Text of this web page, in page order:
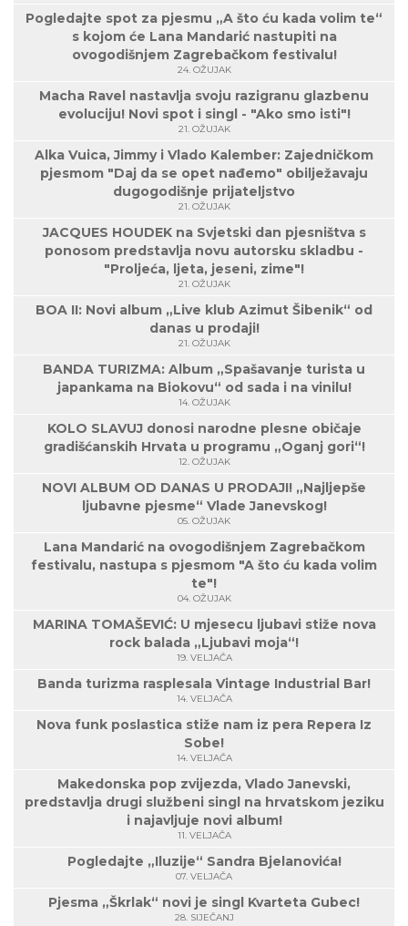
Pogledajte spot za pjesmu „A što ću kada volim te“
s kojom će Lana Mandarić nastupiti na
ovogodišnjem Zagrebačkom festivalu!
24. OŽUJAK
Macha Ravel nastavlja svoju razigranu glazbenu
evoluciju! Novi spot i singl - "Ako smo isti"!
21. OŽUJAK
Alka Vuica, Jimmy i Vlado Kalember: Zajedničkom
pjesmom "Daj da se opet nađemo" obilježavaju
dugogodišnje prijateljstvo
21. OŽUJAK
JACQUES HOUDEK na Svjetski dan pjesništva s
ponosom predstavlja novu autorsku skladbu -
"Proljeća, ljeta, jeseni, zime"!
21. OŽUJAK
BOA II: Novi album „Live klub Azimut Šibenik“ od
danas u prodaji!
21. OŽUJAK
BANDA TURIZMA: Album „Spašavanje turista u
japankama na Biokovu“ od sada i na vinilu!
14. OŽUJAK
KOLO SLAVUJ donosi narodne plesne običaje
gradišćanskih Hrvata u programu „Oganj gori“!
12. OŽUJAK
NOVI ALBUM OD DANAS U PRODAJI! „Najljepše
ljubavne pjesme“ Vlade Janevskog!
05. OŽUJAK
Lana Mandarić na ovogodišnjem Zagrebačkom
festivalu, nastupa s pjesmom "A što ću kada volim
te"!
04. OŽUJAK
MARINA TOMAŠEVIĆ: U mjesecu ljubavi stiže nova
rock balada „Ljubavi moja“!
19. VELJAČA
Banda turizma rasplesala Vintage Industrial Bar!
14. VELJAČA
Nova funk poslastica stiže nam iz pera Repera Iz
Sobe!
14. VELJAČA
Makedonska pop zvijezda, Vlado Janevski,
predstavlja drugi službeni singl na hrvatskom jeziku
i najavljuje novi album!
11. VELJAČA
Pogledajte „Iluzije“ Sandra Bjelanovića!
07. VELJAČA
Pjesma „Škrlak“ novi je singl Kvarteta Gubec!
28. SIJEČANJ